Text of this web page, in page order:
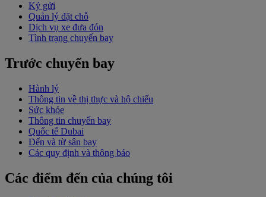
Ký gửi
Quản lý đặt chỗ
Dịch vụ xe đưa đón
Tình trạng chuyến bay
Trước chuyến bay
Hành lý
Thông tin về thị thực và hộ chiếu
Sức khỏe
Thông tin chuyến bay
Quốc tế Dubai
Đến và từ sân bay
Các quy định và thông báo
Các điểm đến của chúng tôi